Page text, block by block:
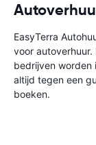
EasyTerra
voor
bedrijven worden
altijd tegen een
boeken.